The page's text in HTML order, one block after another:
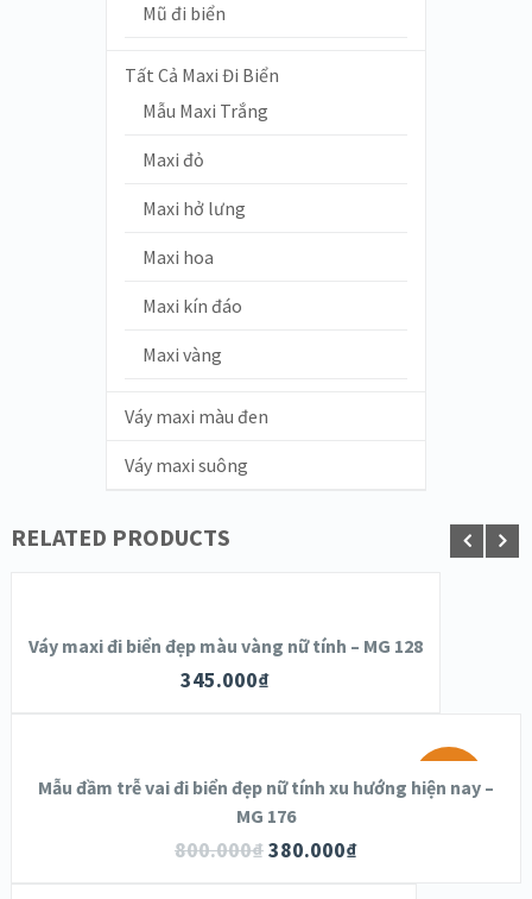
Mũ đi biển
Tất Cả Maxi Đi Biển
Mẫu Maxi Trắng
Maxi đỏ
Maxi hở lưng
Maxi hoa
Maxi kín đáo
Maxi vàng
Váy maxi màu đen
Váy maxi suông
RELATED PRODUCTS
Váy maxi đi biển đẹp màu vàng nữ tính – MG 128
345.000₫
SALE!
Mẫu đầm trễ vai đi biển đẹp nữ tính xu hướng hiện nay –
MG 176
800.000₫380.000₫